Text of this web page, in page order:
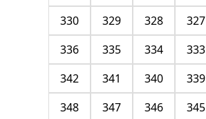
327
328
329
330
333
334
335
336
339
340
341
342
345
346
347
348